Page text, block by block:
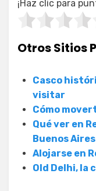
¡Haz clic para
Otros Sitios
Casco
visitar
Cómo
Qué ver en
Buenos Aires
Alojarse en
Old Delhi, la